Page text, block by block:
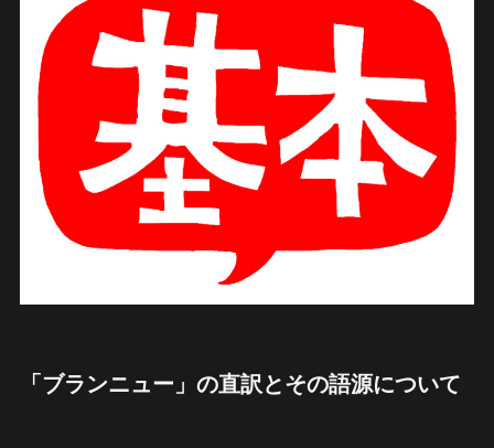
「ブランニュー」の直訳とその語源について